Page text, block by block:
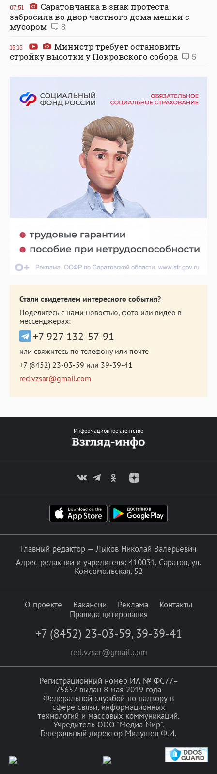
07:51
Саратовчанка в знак протеста
забросила во двор частного дома мешки с
мусором
8
15:15
Министр требует остановить
стройку высотки у Покровского собора
5
Стали свидетелем интересного события?
Поделитесь с нами новостью, фото или видео в
мессенджерах:
+7 927 132-57-91
или свяжитесь по телефону или почте
+7 (8452) 23-03-59 или 39-39-41
red.vzsar@gmail.com
Информационное агентство
Главный редактор — Лыков Николай Валерьевич
Адрес редакции и учредителя: 410031, Саратов, ул.
Комсомольская, 52
О проекте Вакансии Реклама
Контакты
Правила цитирования
+7 (8452) 23-03-59, 39-39-41
red.vzsar@gmail.com
Регистрационный номер ИА № ФС77–
75657 выдан 8 мая 2019 года
Федеральной службой по надзору в
сфере связи, информационных
технологий и массовых коммуникаций.
Учредитель ООО "Медиа Мир".
Генеральный директор Милушев Ф.И.